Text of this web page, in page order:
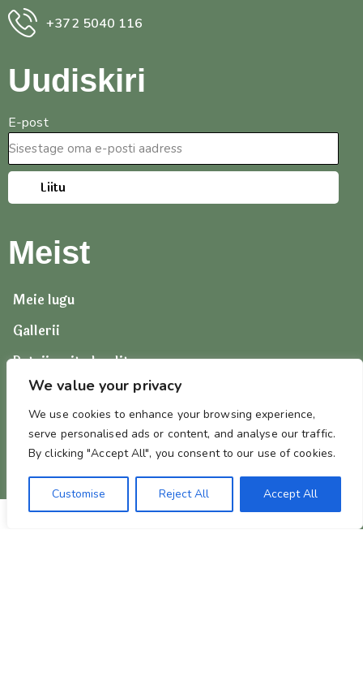
We value your privacy
We use cookies to enhance your browsing experience,
serve personalised ads or content, and analyse our traffic.
By clicking "Accept All", you consent to our use of cookies.
Customise Reject All Accept All
+372 5040 116
Uudiskiri
E-post
Liitu
Meist
Meie lugu
Gallerii
Retriiverite koolitus
Võta ühendust